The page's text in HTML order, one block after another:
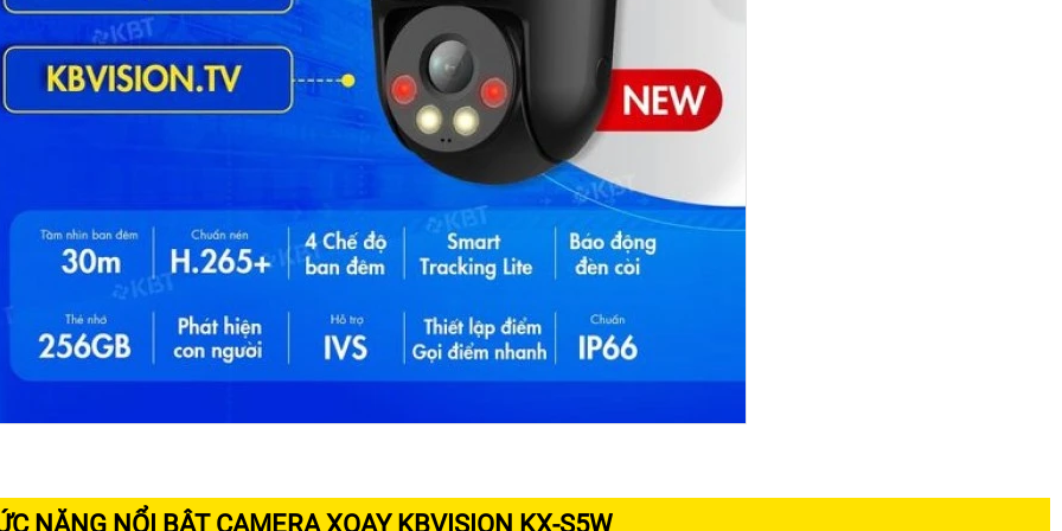
NĂNG NỔI BẬT CAMERA XOAY KBVISION KX-S5W